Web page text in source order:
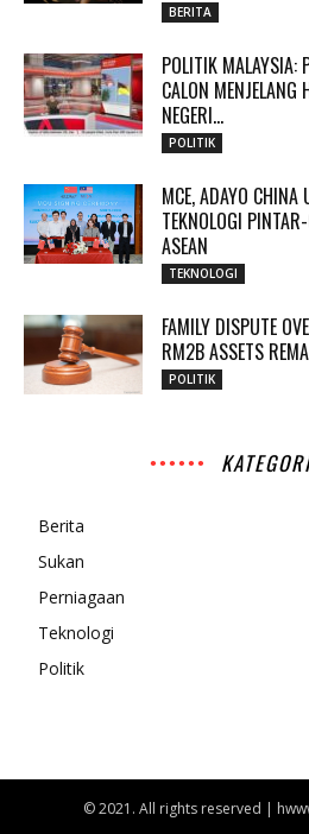
BERITA
POLITIK MALAYSIA:
CALON
NEGERI...
POLITIK
MCE, ADAYO
TEKNOLOGI
ASEAN
TEKNOLOGI
FAMILY DISPUTE
RM2B ASSETS
POLITIK
Berita
Sukan
Perniagaan
Teknologi
Politik
© 2021. All rights reserved |